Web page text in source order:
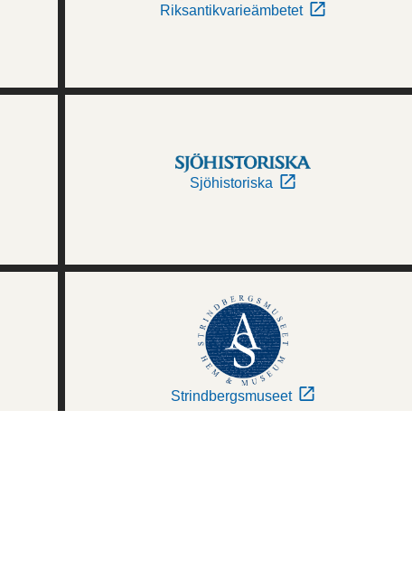
Riksantikvarieämbetet
Sjöhistoriska
Strindbergsmuseet